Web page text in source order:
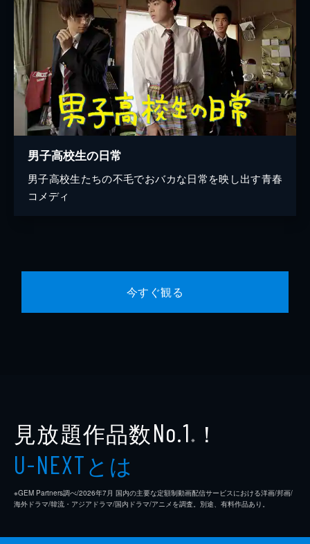
男子高校生の日常
男子高校生たちの不毛でおバカな日常を映し出す青春
コメディ
今すぐ観る
見放題作品数No.1 ※ ！
U-NEXTとは
※GEM Partners調べ/2026年7⽉ 国内の主要な定額制動画配信サービスにおける洋画/邦画/
海外ドラマ/韓流・アジアドラマ/国内ドラマ/アニメを調査。別途、有料作品あり。